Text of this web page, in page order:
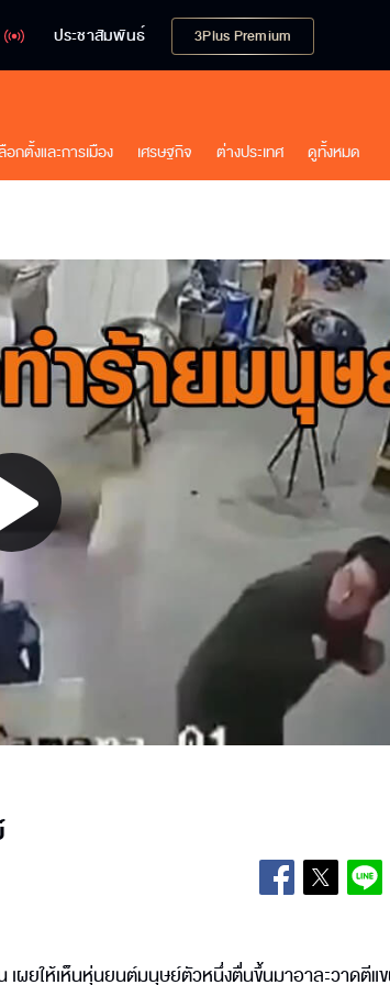
ประชาสัมพันธ์ 3Plus Premium
อกตั้งและการเมือง เศรษฐกิจ ต่างประเทศ ดูทั้งหมด
เผยให้เห็นหุ่นยนต์มนุษย์ตัวหนึ่งตื่นขึ้นมาอาละวาดตีแ